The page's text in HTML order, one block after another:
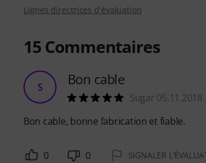
Lignes directrices d'évaluation
15 Commentaires
S Bon cable
Sugar 05.11.2018
Bon cable, bonne fabrication et fiable.
0 0 SIGNALER